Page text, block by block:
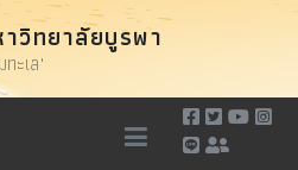
วิทยาลัยบูรพา
ะเล"